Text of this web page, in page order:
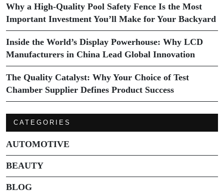
Why a High-Quality Pool Safety Fence Is the Most
Important Investment You’ll Make for Your Backyard
Inside the World’s Display Powerhouse: Why LCD
Manufacturers in China Lead Global Innovation
The Quality Catalyst: Why Your Choice of Test
Chamber Supplier Defines Product Success
CATEGORIES
AUTOMOTIVE
BEAUTY
BLOG